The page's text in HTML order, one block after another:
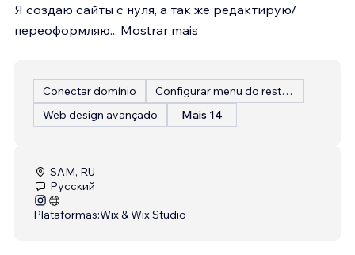
Я создаю сайты с нуля, а так же редактирую/
переоформляю... Mostrar mais
Conectar domínio
Configurar menu do restaurante
Web design avançado
Mais 14
SAM, RU
Русский
Plataformas:Wix & Wix Studio